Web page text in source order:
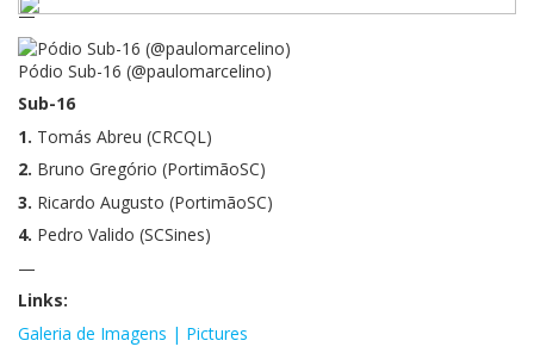
—
Pódio Sub-16 (@paulomarcelino)
Sub-16
1. Tomás Abreu (CRCQL)
2. Bruno Gregório (PortimãoSC)
3. Ricardo Augusto (PortimãoSC)
4. Pedro Valido (SCSines)
—
Links:
Galeria de Imagens | Pictures